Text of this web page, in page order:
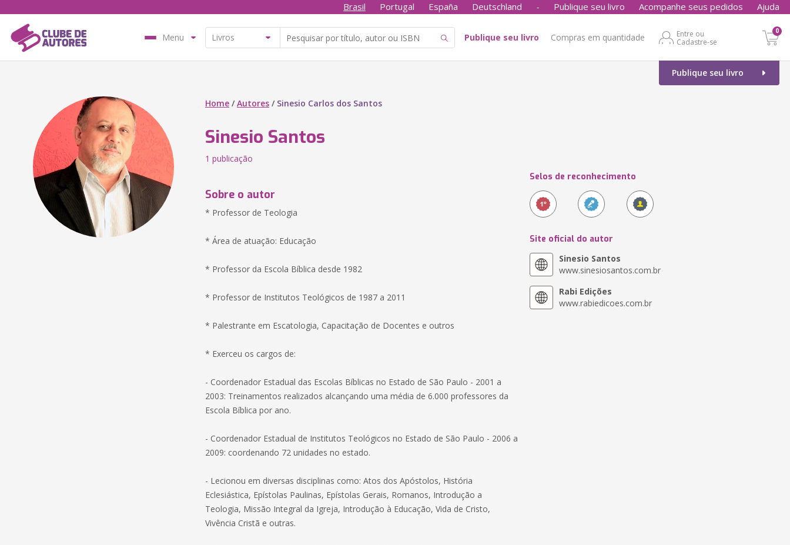
Brasil Portugal España Deutschland - Publique seu livro Acompanhe seus pedidos Ajuda
Menu Publique seu livro Compras em quantidade
Entre ou
Cadastre-se
0
Publique seu livro
Home /Autores / Sinesio Carlos dos Santos
Sinesio Santos
1 publicação
Sobre o autor
* Professor de Teologia
* Área de atuação: Educação
* Professor da Escola Bíblica desde 1982
* Professor de Institutos Teológicos de 1987 a 2011
* Palestrante em Escatologia, Capacitação de Docentes e outros
* Exerceu os cargos de:
- Coordenador Estadual das Escolas Bíblicas no Estado de São Paulo - 2001 a
2003: Treinamentos realizados alcançando uma média de 6.000 professores da
Escola Bíblica por ano.
- Coordenador Estadual de Institutos Teológicos no Estado de São Paulo - 2006 a
2009: coordenando 72 unidades no estado.
- Lecionou em diversas disciplinas como: Atos dos Apóstolos, História
Eclesiástica, Epístolas Paulinas, Epístolas Gerais, Romanos, Introdução a
Teologia, Missão Integral da Igreja, Introdução à Educação, Vida de Cristo,
Vivência Cristã e outras.
Selos de reconhecimento
Site oficial do autor
Sinesio Santos
www.sinesiosantos.com.br
Rabi Edições
www.rabiedicoes.com.br